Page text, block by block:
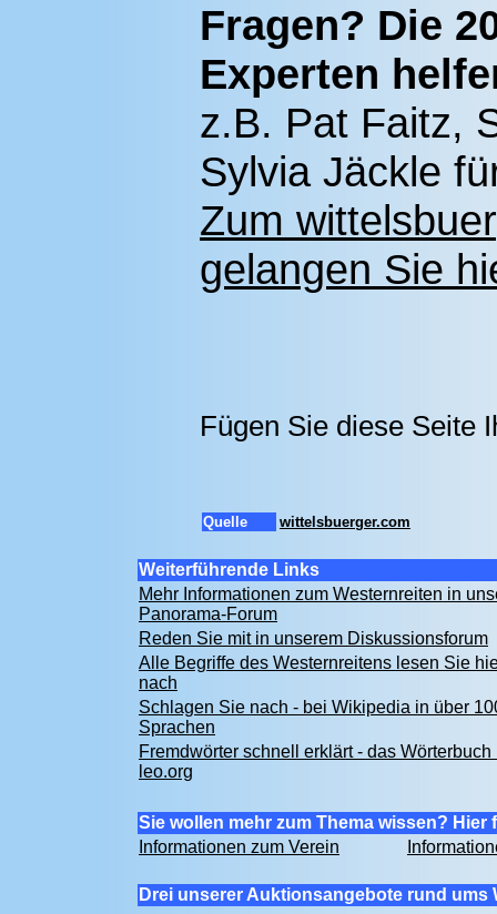
Fragen? Die
Experten
z.B. Pat Faitz,
Sylvia Jäckle
Zum
gelangen Sie
Fügen Sie diese Seite
Quelle wittelsbuerger.com
Weiterführende Links
Mehr Informationen zum Westernreiten in
Panorama-Forum
Reden Sie mit in unserem Diskussionsforum
Alle Begriffe des Westernreitens lesen Sie
nach
Schlagen Sie nach - bei Wikipedia in über
Sprachen
Fremdwörter schnell erklärt - das Wörterbuch
leo.org
Sie wollen mehr zum Thema wissen? Hier
Informationen zum Verein
Drei unserer Auktionsangebote rund ums